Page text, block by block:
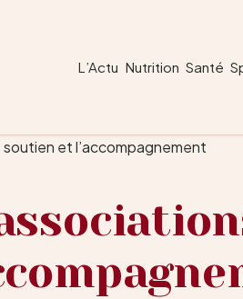
L’Actu Nutrition Santé
et l’accompagnement